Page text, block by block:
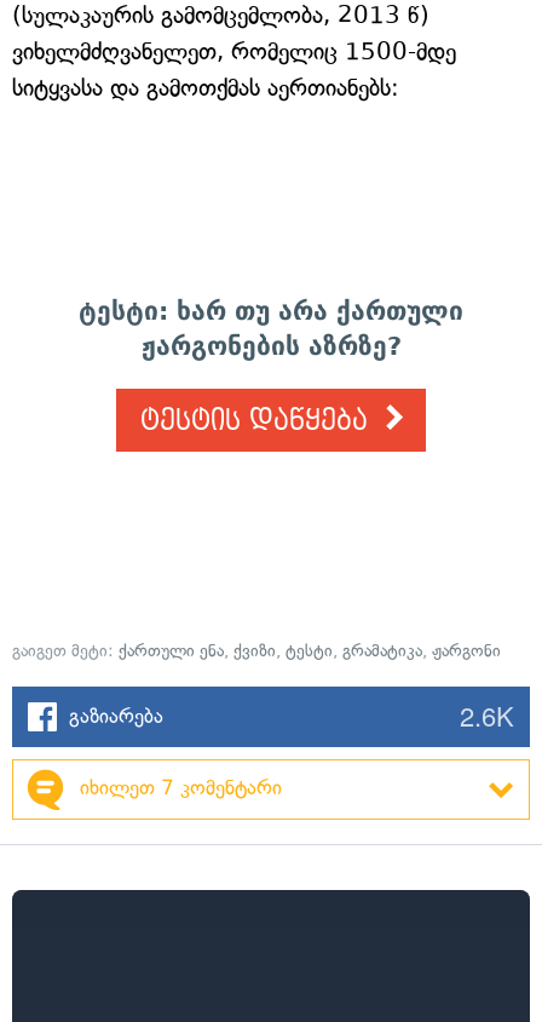
(სულაკაურის გამომცემლობა, 2013 წ)
ვიხელმძღვანელეთ, რომელიც 1500-მდე
სიტყვასა და გამოთქმას აერთიანებს:
ტესტი: ხარ თუ არა ქართული
ჟარგონების აზრზე?
ტესტის დაწყება
გაიგეთ მეტი: ქართული ენა, ქვიზი, ტესტი, გრამატიკა, ჟარგონი
გაზიარება 2.6K
იხილეთ 7 კომენტარი